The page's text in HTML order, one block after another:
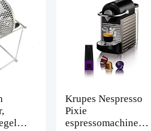
Krupes Nespresso
Pixie
espressomachine,